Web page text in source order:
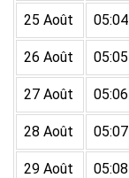
25 Août 05:04
26 Août 05:05
27 Août 05:06
28 Août 05:07
29 Août 05:08